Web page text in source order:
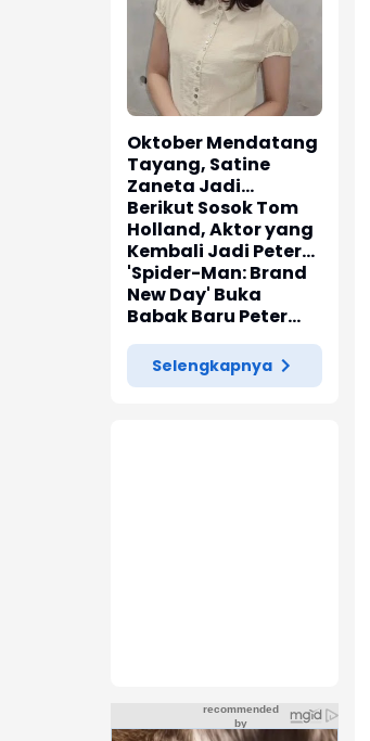
Oktober Mendatang
Tayang, Satine
Zaneta Jadi
Pemeran Utama Film
Siti Si Vampir
Berikut Sosok Tom
Holland, Aktor yang
Kembali Jadi Peter
Parker di 'Spider-
Man: Brand New Day'
'Spider-Man: Brand
New Day' Buka
Babak Baru Peter
Parker di Marvel
Cinematic Universe
Selengkapnya